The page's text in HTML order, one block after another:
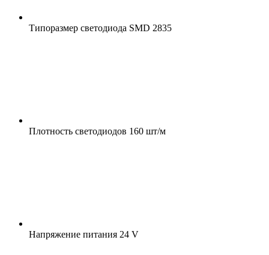
Типоразмер светодиода SMD 2835
Плотность светодиодов 160 шт/м
Напряжение питания 24 V